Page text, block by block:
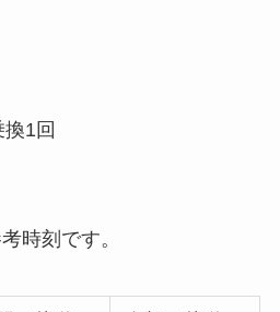
1回
時刻です。